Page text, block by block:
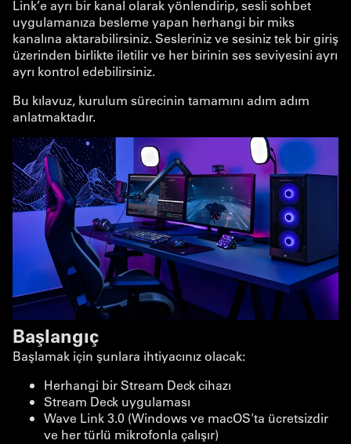
Link’e ayrı bir kanal olarak yönlendirip, sesli sohbet
uygulamanıza besleme yapan herhangi bir miks
kanalına aktarabilirsiniz. Sesleriniz ve sesiniz tek bir giriş
üzerinden birlikte iletilir ve her birinin ses seviyesini ayrı
ayrı kontrol edebilirsiniz.
Bu kılavuz, kurulum sürecinin tamamını adım adım
anlatmaktadır.
Başlangıç
Başlamak için şunlara ihtiyacınız olacak:
Herhangi bir Stream Deck cihazı
Stream Deck uygulaması
Wave Link 3.0 (Windows ve macOS'ta ücretsizdir
ve her türlü mikrofonla çalışır)